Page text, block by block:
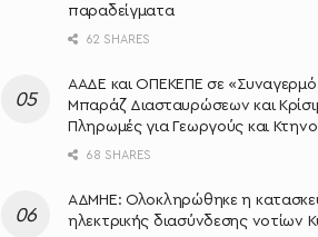
παραδείγματα
62 SHARES
ΑΑΔΕ και ΟΠΕΚΕΠΕ σε
Μπαράζ Διασταυρώσεων και
Πληρωμές για Γεωργούς και
68 SHARES
ΑΔΜΗΕ: Ολοκληρώθηκε η
ηλεκτρικής διασύνδεσης νοτίων